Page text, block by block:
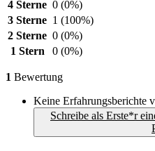
4 Sterne 0 (0%)
3 Sterne 1 (100%)
2 Sterne 0 (0%)
1 Stern
0 (0%)
1 Bewertung
Keine Erfahrungsberichte
Schreibe als Erste*r